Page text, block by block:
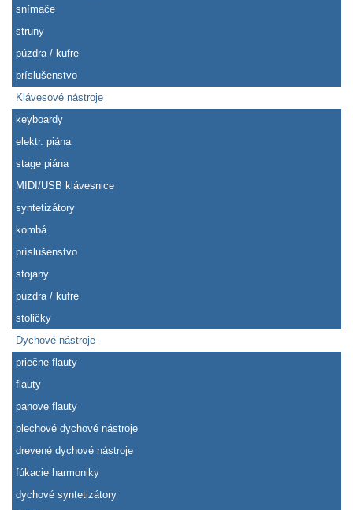
snímače
struny
púzdra / kufre
príslušenstvo
Klávesové nástroje
keyboardy
elektr. piána
stage piána
MIDI/USB klávesnice
syntetizátory
kombá
príslušenstvo
stojany
púzdra / kufre
stoličky
Dychové nástroje
priečne flauty
flauty
panove flauty
plechové dychové nástroje
drevené dychové nástroje
fúkacie harmoniky
dychové syntetizátory